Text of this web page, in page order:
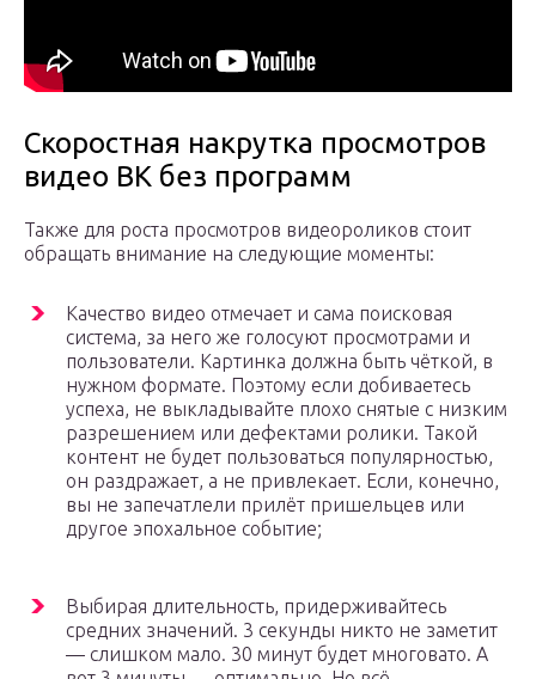
Скоростная накрутка просмотров
видео ВК без программ
Также для роста просмотров видеороликов стоит
обращать внимание на следующие моменты:
Качество видео отмечает и сама поисковая
система, за него же голосуют просмотрами и
пользователи. Картинка должна быть чёткой, в
нужном формате. Поэтому если добиваетесь
успеха, не выкладывайте плохо снятые с низким
разрешением или дефектами ролики. Такой
контент не будет пользоваться популярностью,
он раздражает, а не привлекает. Если, конечно,
вы не запечатлели прилёт пришельцев или
другое эпохальное событие;
Выбирая длительность, придерживайтесь
средних значений. 3 секунды никто не заметит
— слишком мало. 30 минут будет многовато. А